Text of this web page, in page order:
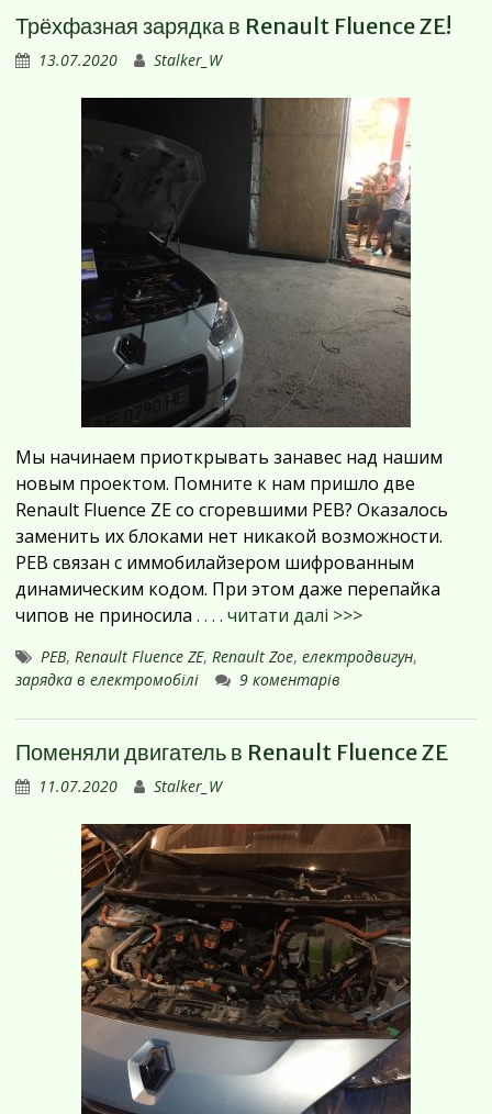
Трёхфазная зарядка в Renault Fluence ZE!
13.07.2020 Stalker_W
Мы начинаем приоткрывать занавес над нашим
новым проектом. Помните к нам пришло две
Renault Fluence ZE со сгоревшими PEB? Оказалось
заменить их блоками нет никакой возможности.
PEB связан с иммобилайзером шифрованным
динамическим кодом. При этом даже перепайка
чипов не приносила. . . . читати далі >>>
PEB,Renault Fluence ZE,Renault Zoe,електродвигун,
зарядка в електромобілі
9 коментарів
Поменяли двигатель в Renault Fluence ZE
11.07.2020 Stalker_W